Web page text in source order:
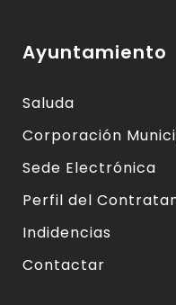
Ayuntamiento
Saluda
Corporación
Sede Electrónica
Perfil del
Indidencias
Contactar